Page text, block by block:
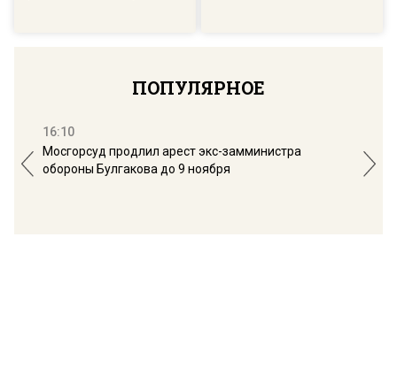
ПОПУЛЯРНОЕ
16:10
Мосгорсуд продлил арест экс-замминистра
обороны Булгакова до 9 ноября